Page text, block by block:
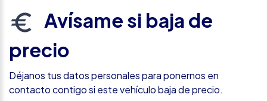
Avísame si baja de
precio
Déjanos tus datos personales para ponernos en
contacto contigo si este vehículo baja de precio.